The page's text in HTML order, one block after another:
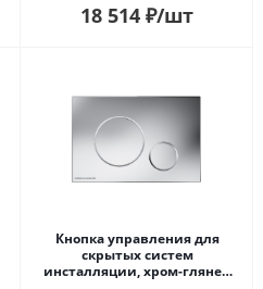
18 514 ₽/шт
Кнопка управления для
скрытых систем
инсталляции, xром-глянец